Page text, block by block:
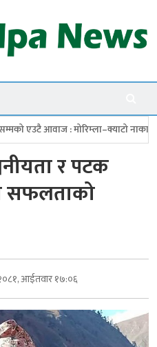
नाका तत्काल खोल
र पटक
आईतवार १७:०६